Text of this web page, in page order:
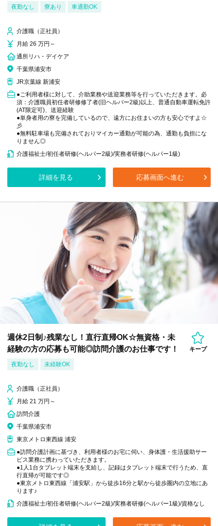
夜勤なし 寮あり 車通勤OK
介護職（正社員）
月給 26 万円～
通所リハ・デイケア
千葉県浦安市
JR京葉線 新浦安
●ご利用者様に対して、介助業務や送迎業務等を行っていただきます。必
須：介護職員初任者研修修了者(旧ヘルパー2級)以上、普通自動車運転免許
(AT限定可)、送迎経験
●単身者用の寮を完備しているので、遠方にお住まいの方も安心ですよ☆
彡
●無料駐車場も完備されておりマイカー通勤が可能の為、通勤も負担にな
りません◎
介護福祉士/初任者研修(ヘルパー2級)/実務者研修(ヘルパー1級)
詳細を見る 応募画面へ進む
週休2日制♪残業なし！直行直帰OK☆無資格・未
経験の方の応募も可能◎訪問介護のお仕事です！
キープ
夜勤なし 未経験OK
介護職（正社員）
月給 21 万円～
訪問介護
千葉県浦安市
東京メトロ東西線 浦安
●訪問介護計画に基づき、利用者様のお宅に伺い、身体護・生活援助サー
ビス業務に携わっていただきます。
●1人1台タブレット端末を支給し、記録はタブレット端末で行うため、直
行直帰が可能です◎
●東京メトロ東西線「浦安駅」から徒歩16分と駅から徒歩圏内の立地にあ
ります♪
介護福祉士/初任者研修(ヘルパー2級)/実務者研修(ヘルパー1級)/資格なし